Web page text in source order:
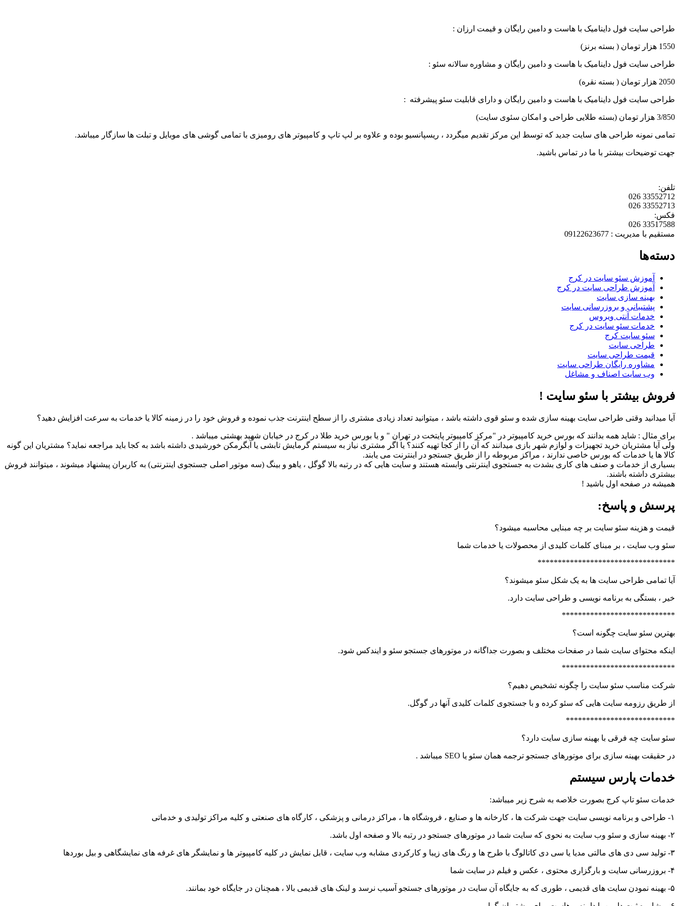
طراحی سایت فول داینامیک با هاست و دامین رایگان و قیمت ارزان :
1550 هزار تومان ( بسته برنز)
طراحی سایت فول داینامیک با هاست و دامین رایگان و مشاوره سالانه سئو :
2050 هزار تومان ( بسته نقره)
طراحی سایت فول داینامیک با هاست و دامین رایگان و دارای قابلیت سئو پیشرفته :
3/850 هزار تومان (بسته طلایی طراحی و امکان سئوی سایت)
تمامی نمونه طراحی های سایت جدید که توسط این مرکز تقدیم میگردد ، ریسپانسیو بوده و علاوه بر لپ تاپ و کامپیوتر های رومیزی با تمامی گوشی های موبایل و تبلت ها سازگار میباشد.
جهت توضیحات بیشتر با ما در تماس باشید.
تلفن:
33552712 026
33552713 026
فکس:
33517588 026
مستقیم با مدیریت : 09122623677
دسته‌ها
آموزش سئو سایت در کرج
آموزش طراحی سایت در کرج
بهینه سازی سایت
پشتیبانی و بروزرسانی سایت
خدمات آنتی ویروس
خدمات سئو سایت در کرج
سئو سایت کرج
طراحی سایت
قیمت طراحی سایت
مشاوره رایگان طراحی سایت
وب سایت اصناف و مشاغل
فروش بیشتر با سئو سایت !
آیا میدانید وقتی طراحی سایت بهینه سازی شده و سئو قوی داشته باشد ، میتوانید تعداد زیادی مشتری را از سطح اینترنت جذب نموده و فروش خود را در زمینه کالا یا خدمات به سرعت افزایش دهید؟
برای مثال : شاید همه بدانند که بورس خرید کامپیوتر در "مرکز کامپیوتر پایتخت در تهران " و یا بورس خرید طلا در کرج در خیابان شهید بهشتی میباشد .
ولی آیا مشتریان خرید تجهیزات و لوازم شهر بازی میدانند که آن را از کجا تهیه کنند؟ یا اگر مشتری نیاز به سیستم گرمایش تابشی یا آبگرمکن خورشیدی داشته باشد به کجا باید مراجعه نماید؟ مشتریان این گونه
کالا ها یا خدمات که بورس خاصی ندارند ، مراکز مربوطه را از طریق جستجو در اینترنت می یابند.
بسیاری از خدمات و صنف های کاری بشدت به جستجوی اینترنتی وابسته هستند و سایت هایی که در رتبه بالا گوگل ، یاهو و بینگ (سه موتور اصلی جستجوی اینترنتی) به کاربران پیشنهاد میشوند ، میتوانند فروش
بیشتری داشته باشند.
همیشه در صفحه اول باشید !
پرسش و پاسخ:
قیمت و هزینه سئو سایت بر چه مبنایی محاسبه میشود؟
سئو وب سایت ، بر مبنای کلمات کلیدی از محصولات یا خدمات شما
**********************************
آیا تمامی طراحی سایت ها به یک شکل سئو میشوند؟
خیر ، بستگی به برنامه نویسی و طراحی سایت دارد.
****************************
بهترین سئو سایت چگونه است؟
اینکه محتوای سایت شما در صفحات مختلف و بصورت جداگانه در موتورهای جستجو سئو و ایندکس شود.
****************************
شرکت مناسب سئو سایت را چگونه تشخیص دهیم؟
از طریق رزومه سایت هایی که سئو کرده و با جستجوی کلمات کلیدی آنها در گوگل.
***************************
سئو سایت چه فرقی با بهینه سازی سایت دارد؟
در حقیقت بهینه سازی برای موتورهای جستجو ترجمه همان سئو یا SEO میباشد .
خدمات پارس سیستم
خدمات سئو تاپ کرج بصورت خلاصه به شرح زیر میباشد:
۱- طراحی و برنامه نویسی سایت جهت شرکت ها ، کارخانه ها و صنایع ، فروشگاه ها ، مراکز درمانی و پزشکی ، کارگاه های صنعتی و کلیه مراکز تولیدی و خدماتی
۲- بهینه سازی و سئو وب سایت به نحوی که سایت شما در موتورهای جستجو در رتبه بالا و صفحه اول باشد.
۳- تولید سی دی های مالتی مدیا یا سی دی کاتالوگ با طرح ها و رنگ های زیبا و کارکردی مشابه وب سایت ، قابل نمایش در کلیه کامپیوتر ها و نمایشگر های غرفه های نمایشگاهی و بیل بوردها
۴- بروزرسانی سایت و بارگزاری محتوی ، عکس و فیلم در سایت شما
۵- بهینه نمودن سایت های قدیمی ، طوری که به جایگاه آن سایت در موتورهای جستجو آسیب نرسد و لینک های قدیمی بالا ، همچنان در جایگاه خود بمانند.